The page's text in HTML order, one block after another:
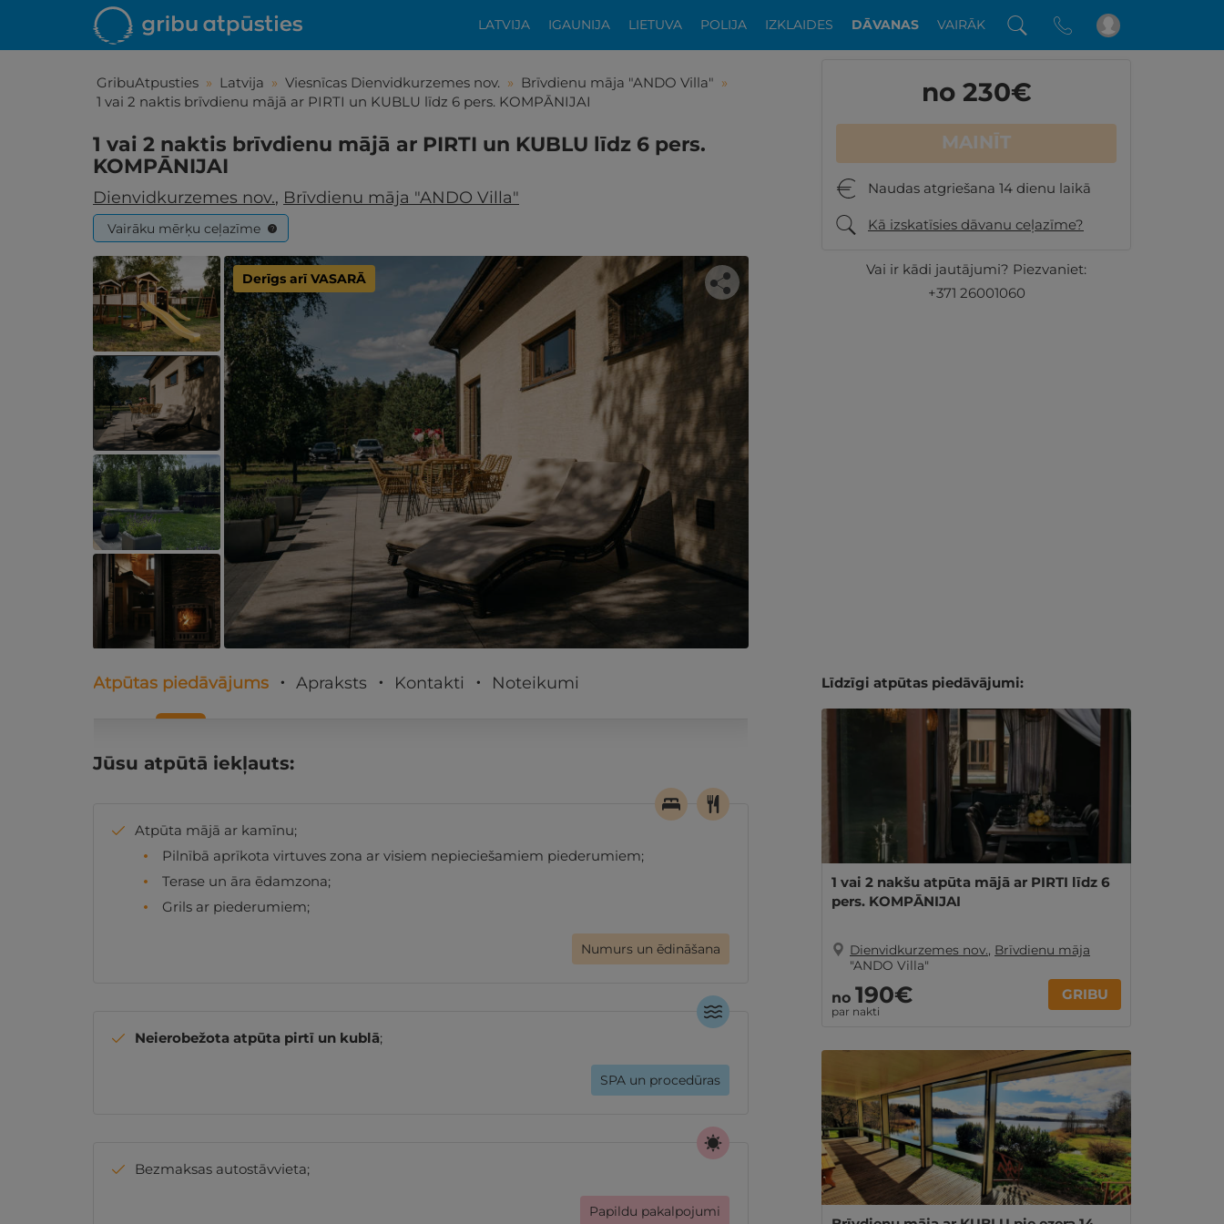
LATVIJA IGAUNIJA LIETUVA POLIJA IZKLAIDES DĀVANAS VAIRĀK
GribuAtpusties » Latvija » Viesnīcas Dienvidkurzemes nov. » Brīvdienu māja "ANDO Villa" »
1 vai 2 naktis brīvdienu mājā ar PIRTI un KUBLU līdz 6 pers. KOMPĀNIJAI
1 vai 2 naktis brīvdienu mājā ar PIRTI un KUBLU līdz 6 pers.
KOMPĀNIJAI
Dienvidkurzemes nov., Brīvdienu māja "ANDO Villa"
Vairāku mērķu ceļazīme ?
Derīgs arī VASARĀ
Iepatikās šis piedāvājums?
Līdz brīnišķīgai atpūtai atlikuši tikai daži soļi
PĒRKU
no 230€
MAINĪT
Naudas atgriešana 14 dienu laikā
Kā izskatīsies dāvanu ceļazīme?
Vai ir kādi jautājumi? Piezvaniet:
+371 26001060
Atpūtas piedāvājums Apraksts Kontakti Noteikumi
Jūsu atpūtā iekļauts:
Atpūta mājā ar kamīnu;
Pilnībā aprīkota virtuves zona ar visiem nepieciešamiem piederumiem;
Terase un āra ēdamzona;
Grils ar piederumiem;
Numurs un ēdināšana
Neierobežota atpūta pirtī un kublā;
SPA un procedūras
Bezmaksas autostāvvieta;
Papildu pakalpojumi
Līdzīgi atpūtas piedāvājumi:
1 vai 2 nakšu atpūta mājā ar PIRTI līdz 6
pers. KOMPĀNIJAI
Dienvidkurzemes nov., Brīvdienu māja
"ANDO Villa"
no 190€
par nakti
GRIBU